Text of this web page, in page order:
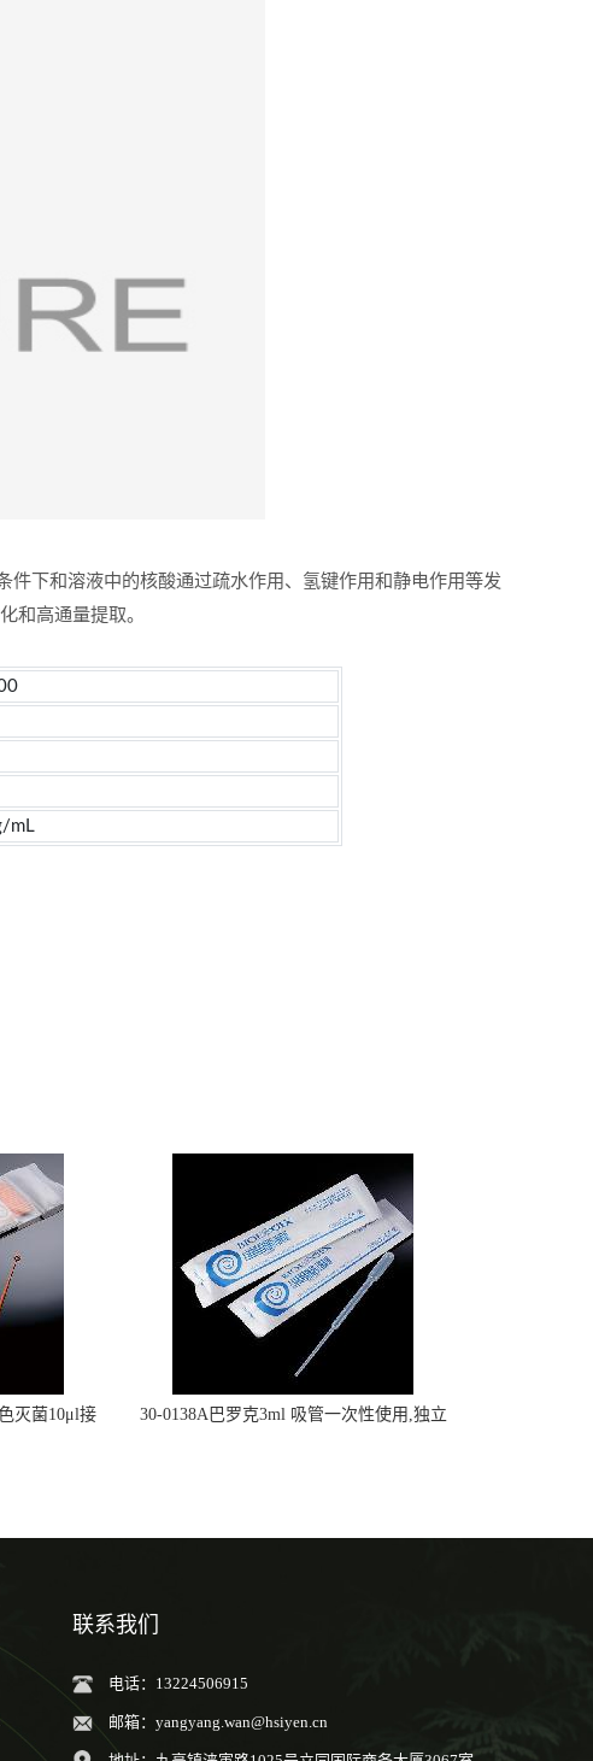
下和溶液中的核酸通过疏水作用、氢键作用和静电作用等发
和高通量提取。
mL
灭菌10μl接
30-0138A巴罗克3ml 吸管一次性使用,独立
联系我们
电话：13224506915
邮箱： yangyang.wan@hsiyen.cn